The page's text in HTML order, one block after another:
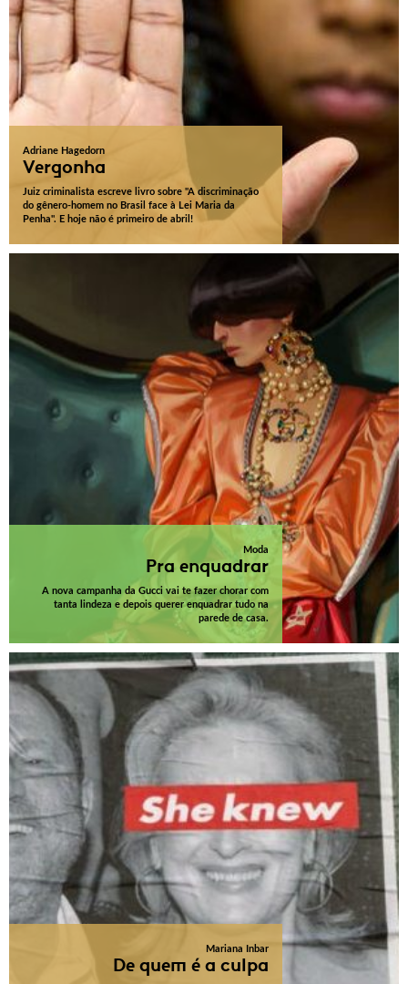
Adriane Hagedorn
Vergonha
Juiz criminalista escreve livro sobre "A discriminação
do gênero-homem no Brasil face à Lei Maria da
Penha". E hoje não é primeiro de abril!
Moda
Pra enquadrar
A nova campanha da Gucci vai te fazer chorar com
tanta lindeza e depois querer enquadrar tudo na
parede de casa.
Mariana Inbar
De quem é a culpa